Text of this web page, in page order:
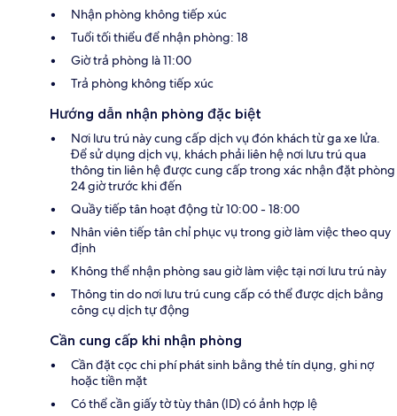
Nhận phòng không tiếp xúc
Tuổi tối thiểu để nhận phòng: 18
Giờ trả phòng là 11:00
Trả phòng không tiếp xúc
Hướng dẫn nhận phòng đặc biệt
Nơi lưu trú này cung cấp dịch vụ đón khách từ ga xe lửa.
Để sử dụng dịch vụ, khách phải liên hệ nơi lưu trú qua
thông tin liên hệ được cung cấp trong xác nhận đặt phòng
24 giờ trước khi đến
Quầy tiếp tân hoạt động từ 10:00 - 18:00
Nhân viên tiếp tân chỉ phục vụ trong giờ làm việc theo quy
định
Không thể nhận phòng sau giờ làm việc tại nơi lưu trú này
Thông tin do nơi lưu trú cung cấp có thể được dịch bằng
công cụ dịch tự động
Cần cung cấp khi nhận phòng
Cần đặt cọc chi phí phát sinh bằng thẻ tín dụng, ghi nợ
hoặc tiền mặt
Có thể cần giấy tờ tùy thân (ID) có ảnh hợp lệ